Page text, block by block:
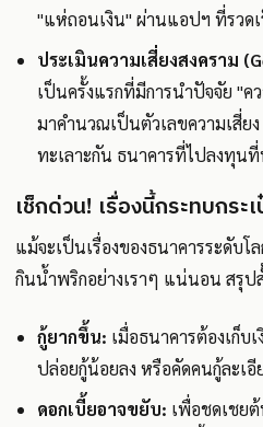
"แห่ถอนเงิน" ผ่านแอปฯ ที่รวด
ประเมินความเสี่ยงสงคราม
เป็นครั้งแรกที่มีการนำปัจจัย "ค
มาคำนวณเป็นตัวเลขความเสี่ย
ทะเลาะกัน ธนาคารที่ไปลงทุน
เช็กด่วน! เรื่องนี้กระทบกระ
แม้จะเป็นเรื่องของธนาคารระดับ
กินน้ำพริกอย่างเราๆ แน่นอน สรุ
กู้ยากขึ้น: เมื่อธนาคารต้องเก็บ
ปล่อยกู้น้อยลง หรือคัดคนกู้ละเอี
ดอกเบี้ยอาจขยับ: เพื่อชดเชย